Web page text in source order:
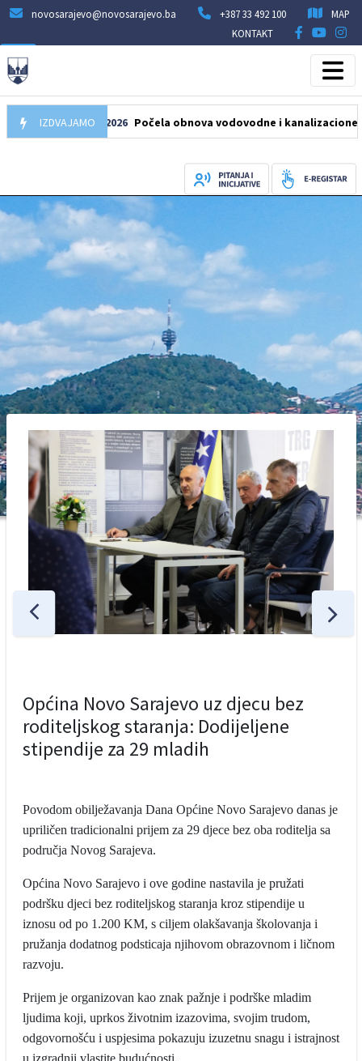
novosarajevo@novosarajevo.ba +387 33 492 100
MAP
KONTAKT
IZDVAJAMO
05.08.2026 Počela obnova vodovodne i kanalizacione mreže
Općina Novo Sarajevo uz djecu bez
roditeljskog staranja: Dodijeljene
stipendije za 29 mladih
Povodom obilježavanja Dana Općine Novo Sarajevo danas je
upriličen tradicionalni prijem za 29 djece bez oba roditelja sa
područja Novog Sarajeva.
Općina Novo Sarajevo i ove godine nastavila je pružati
podršku djeci bez roditeljskog staranja kroz stipendije u
iznosu od po 1.200 KM, s ciljem olakšavanja školovanja i
pružanja dodatnog podsticaja njihovom obrazovnom i ličnom
razvoju.
Prijem je organizovan kao znak pažnje i podrške mladim
ljudima koji, uprkos životnim izazovima, svojim trudom,
odgovornošću i uspjesima pokazuju izuzetnu snagu i istrajnost
u izgradnji vlastite budućnosti.